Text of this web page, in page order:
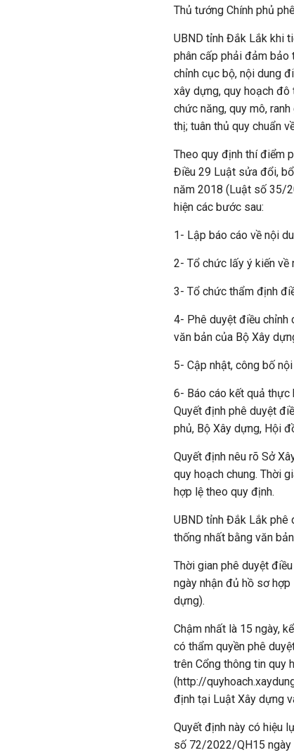
Thủ tướng Chính phủ
UBND tỉnh Đắk Lắk khi
phân cấp phải đảm bảo
chỉnh cục bộ, nội dung
xây dựng, quy hoạch đô
chức năng, quy mô,
thị; tuân thủ quy chuẩn
Theo quy định thí điểm
Điều 29 Luật sửa đổi,
năm 2018 (Luật số 35/
hiện các bước sau:
1- Lập báo cáo về nội
2- Tổ chức lấy ý kiến về
3- Tổ chức thẩm định
4- Phê duyệt điều chỉnh
văn bản của Bộ Xây
5- Cập nhật, công bố
6- Báo cáo kết quả thực
Quyết định phê duyệt
phủ, Bộ Xây dựng, Hội
Quyết định nêu rõ Sở
quy hoạch chung. Thời
hợp lệ theo quy định.
UBND tỉnh Đắk Lắk phê
thống nhất bằng văn
Thời gian phê duyệt
ngày nhận đủ hồ sơ
dựng).
Chậm nhất là 15 ngày,
có thẩm quyền phê
trên Cổng thông tin quy
(http://
định tại Luật Xây dựng
Quyết định này có hiệu
số 72/2022/QH15 ngày